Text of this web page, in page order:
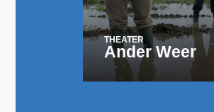
THEATER
Ander Weer